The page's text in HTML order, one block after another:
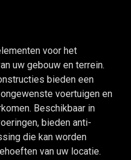
voor het
uw gebouw en terrein.
bieden een
voertuigen en
Beschikbaar in
bieden anti-
die kan worden
van uw locatie.